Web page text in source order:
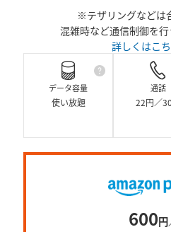
※テザリングなどは
混雑時など通信制御を行
詳しくはこ
データ容量
使い放題
通話
22円／
600円